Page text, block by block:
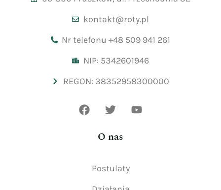
kontakt@roty.pl
Nr telefonu +48 509 941 261
NIP: 5342601946
REGON: 38352958300000
O nas
Postulaty